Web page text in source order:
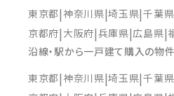
東京都 神奈川県 埼玉県 千葉県
京都府 大阪府 兵庫県 広島県
沿線・駅から一戸建て購入の物
東京都 神奈川県 埼玉県 千葉県